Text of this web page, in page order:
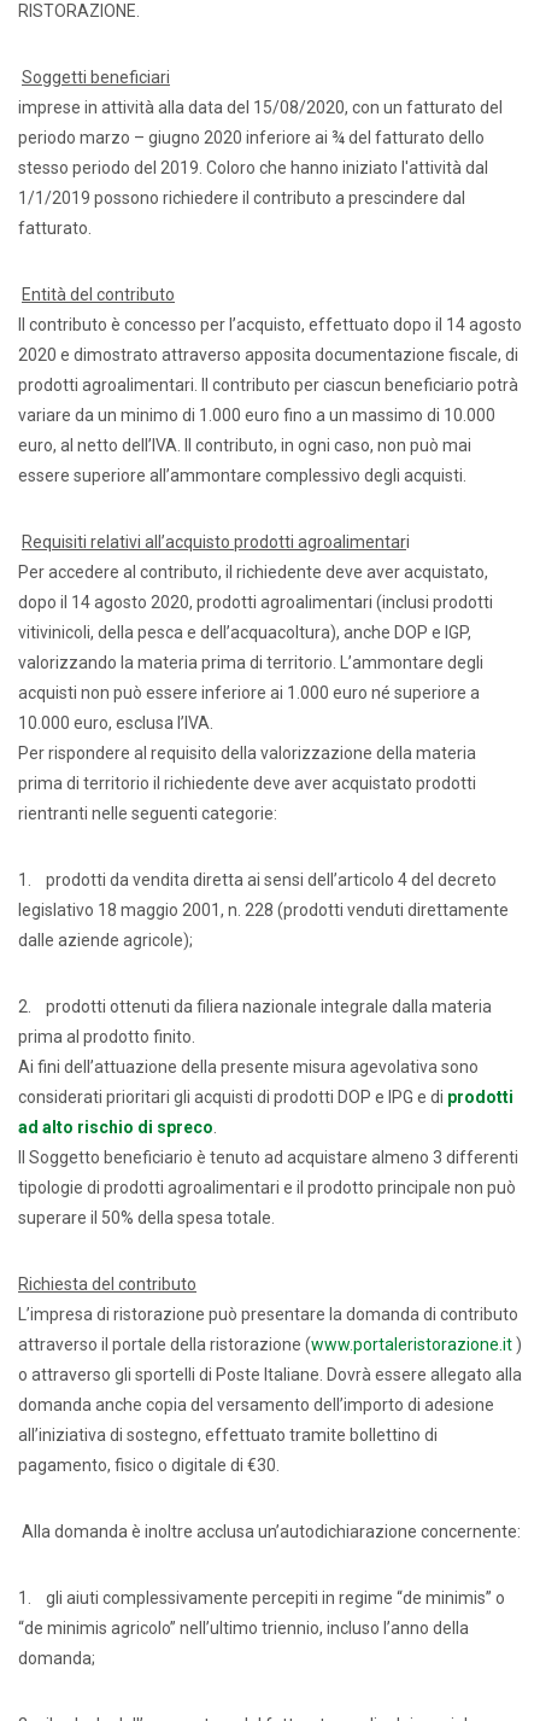
RISTORAZIONE.
Soggetti beneficiari
imprese in attività alla data del 15/08/2020, con un fatturato del
periodo marzo – giugno 2020 inferiore ai ¾ del fatturato dello
stesso periodo del 2019. Coloro che hanno iniziato l'attività dal
1/1/2019 possono richiedere il contributo a prescindere dal
fatturato.
Entità del contributo
Il contributo è concesso per l’acquisto, effettuato dopo il 14 agosto
2020 e dimostrato attraverso apposita documentazione fiscale, di
prodotti agroalimentari. Il contributo per ciascun beneficiario potrà
variare da un minimo di 1.000 euro fino a un massimo di 10.000
euro, al netto dell’IVA. Il contributo, in ogni caso, non può mai
essere superiore all’ammontare complessivo degli acquisti.
Requisiti relativi all’acquisto prodotti agroalimentari
Per accedere al contributo, il richiedente deve aver acquistato,
dopo il 14 agosto 2020, prodotti agroalimentari (inclusi prodotti
vitivinicoli, della pesca e dell’acquacoltura), anche DOP e IGP,
valorizzando la materia prima di territorio. L’ammontare degli
acquisti non può essere inferiore ai 1.000 euro né superiore a
10.000 euro, esclusa l’IVA.
Per rispondere al requisito della valorizzazione della materia
prima di territorio il richiedente deve aver acquistato prodotti
rientranti nelle seguenti categorie:
1. prodotti da vendita diretta ai sensi dell’articolo 4 del decreto
legislativo 18 maggio 2001, n. 228 (prodotti venduti direttamente
dalle aziende agricole);
2. prodotti ottenuti da filiera nazionale integrale dalla materia
prima al prodotto finito.
Ai fini dell’attuazione della presente misura agevolativa sono
considerati prioritari gli acquisti di prodotti DOP e IPG e di prodotti
ad alto rischio di spreco
Il Soggetto beneficiario è tenuto ad acquistare almeno 3 differenti
tipologie di prodotti agroalimentari e il prodotto principale non può
superare il 50% della spesa totale.
Richiesta del contributo
L’impresa di ristorazione può presentare la domanda di contributo
attraverso il portale della ristorazione (www.portaleristorazione.it )
o attraverso gli sportelli di Poste Italiane. Dovrà essere allegato alla
domanda anche copia del versamento dell’importo di adesione
all’iniziativa di sostegno, effettuato tramite bollettino di
pagamento, fisico o digitale di €30.
Alla domanda è inoltre acclusa un’autodichiarazione concernente:
1. gli aiuti complessivamente percepiti in regime “de minimis” o
“de minimis agricolo” nell’ultimo triennio, incluso l’anno della
domanda;